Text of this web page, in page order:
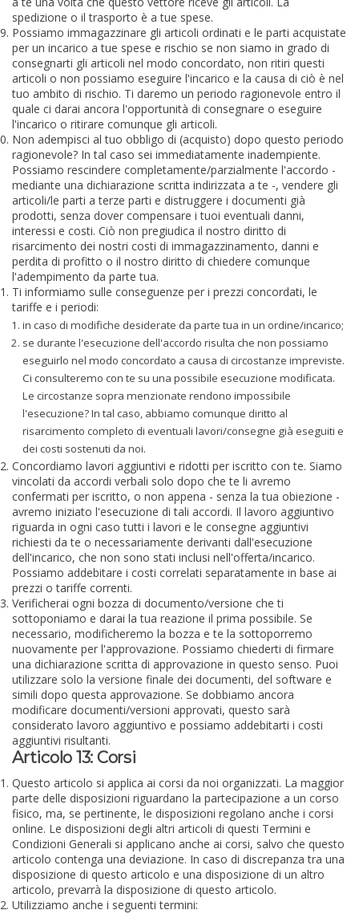
spedizione o il trasporto è a tue spese.
Possiamo immagazzinare gli articoli ordinati e le parti acquistate
per un incarico a tue spese e rischio se non siamo in grado di
consegnarti gli articoli nel modo concordato, non ritiri questi
articoli o non possiamo eseguire l'incarico e la causa di ciò è nel
tuo ambito di rischio. Ti daremo un periodo ragionevole entro il
quale ci darai ancora l'opportunità di consegnare o eseguire
l'incarico o ritirare comunque gli articoli.
Non adempisci al tuo obbligo di (acquisto) dopo questo periodo
ragionevole? In tal caso sei immediatamente inadempiente.
Possiamo rescindere completamente/parzialmente l'accordo -
mediante una dichiarazione scritta indirizzata a te -, vendere gli
articoli/le parti a terze parti e distruggere i documenti già
prodotti, senza dover compensare i tuoi eventuali danni,
interessi e costi. Ciò non pregiudica il nostro diritto di
risarcimento dei nostri costi di immagazzinamento, danni e
perdita di profitto o il nostro diritto di chiedere comunque
l'adempimento da parte tua.
Ti informiamo sulle conseguenze per i prezzi concordati, le
tariffe e i periodi:
in caso di modifiche desiderate da parte tua in un ordine/incarico;
se durante l'esecuzione dell'accordo risulta che non possiamo
eseguirlo nel modo concordato a causa di circostanze impreviste.
Ci consulteremo con te su una possibile esecuzione modificata.
Le circostanze sopra menzionate rendono impossibile
l'esecuzione? In tal caso, abbiamo comunque diritto al
risarcimento completo di eventuali lavori/consegne già eseguiti e
dei costi sostenuti da noi.
Concordiamo lavori aggiuntivi e ridotti per iscritto con te. Siamo
vincolati da accordi verbali solo dopo che te li avremo
confermati per iscritto, o non appena - senza la tua obiezione -
avremo iniziato l'esecuzione di tali accordi. Il lavoro aggiuntivo
riguarda in ogni caso tutti i lavori e le consegne aggiuntivi
richiesti da te o necessariamente derivanti dall'esecuzione
dell'incarico, che non sono stati inclusi nell'offerta/incarico.
Possiamo addebitare i costi correlati separatamente in base ai
prezzi o tariffe correnti.
Verificherai ogni bozza di documento/versione che ti
sottoponiamo e darai la tua reazione il prima possibile. Se
necessario, modificheremo la bozza e te la sottoporremo
nuovamente per l'approvazione. Possiamo chiederti di firmare
una dichiarazione scritta di approvazione in questo senso. Puoi
utilizzare solo la versione finale dei documenti, del software e
simili dopo questa approvazione. Se dobbiamo ancora
modificare documenti/versioni approvati, questo sarà
considerato lavoro aggiuntivo e possiamo addebitarti i costi
aggiuntivi risultanti.
Articolo 13: Corsi
Questo articolo si applica ai corsi da noi organizzati. La maggior
parte delle disposizioni riguardano la partecipazione a un corso
fisico, ma, se pertinente, le disposizioni regolano anche i corsi
online. Le disposizioni degli altri articoli di questi Termini e
Condizioni Generali si applicano anche ai corsi, salvo che questo
articolo contenga una deviazione. In caso di discrepanza tra una
disposizione di questo articolo e una disposizione di un altro
articolo, prevarrà la disposizione di questo articolo.
Utilizziamo anche i seguenti termini: